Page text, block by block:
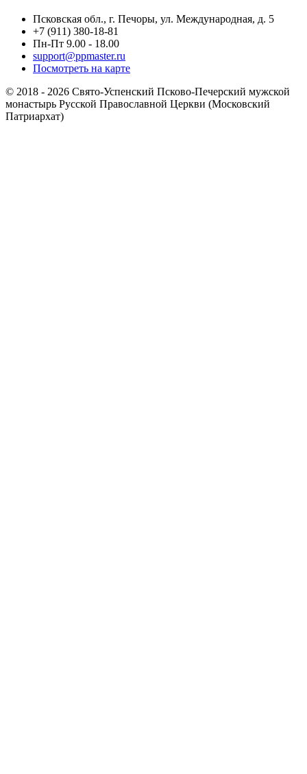
Псковская обл., г. Печоры, ул. Международная, д. 5
+7 (911) 380-18-81
Пн-Пт 9.00 - 18.00
support@ppmaster.ru
Посмотреть на карте
© 2018 - 2026 Свято-Успенский Псково-Печерский мужской
монастырь Русской Православной Церкви (Московский
Патриархат)